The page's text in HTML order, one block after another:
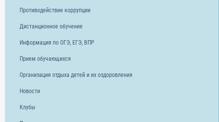
Противодействие коррупции
Дистанционное обучение
Информация по ОГЭ, ЕГЭ, ВПР
Прием обучающихся
Организация отдыха детей и их оздоровления
Новости
Клубы